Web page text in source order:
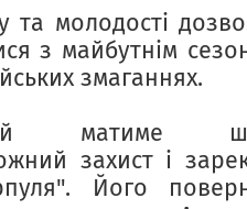
та молодості
з майбутнім
змаганнях.
матиме
захист і
Його